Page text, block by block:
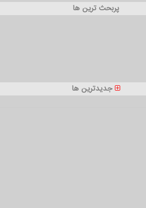
پربحث ترین ها
جدیدترین ها